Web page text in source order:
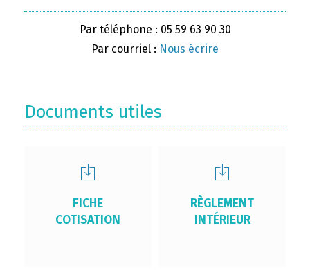
Par téléphone : 05 59 63 90 30
Par courriel : Nous écrire
Documents utiles
FICHE
COTISATION
RÈGLEMENT
INTÉRIEUR